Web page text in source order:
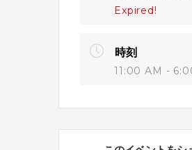
Expired!
時刻
11:00 AM -